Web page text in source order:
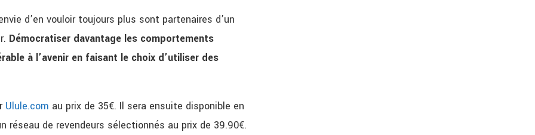
d’en vouloir toujours plus sont partenaires d’un
Démocratiser davantage les comportements
à l’avenir en faisant le choix d’utiliser des
Ulule.com au prix de 35€. Il sera ensuite disponible en
réseau de revendeurs sélectionnés au prix de 39.90€.